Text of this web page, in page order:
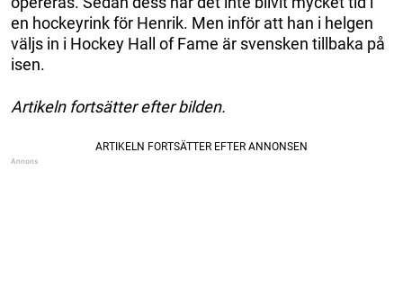
en hockeyrink för Henrik. Men inför att han i helgen
väljs in i Hockey Hall of Fame är svensken tillbaka på
isen.
Artikeln fortsätter efter bilden.